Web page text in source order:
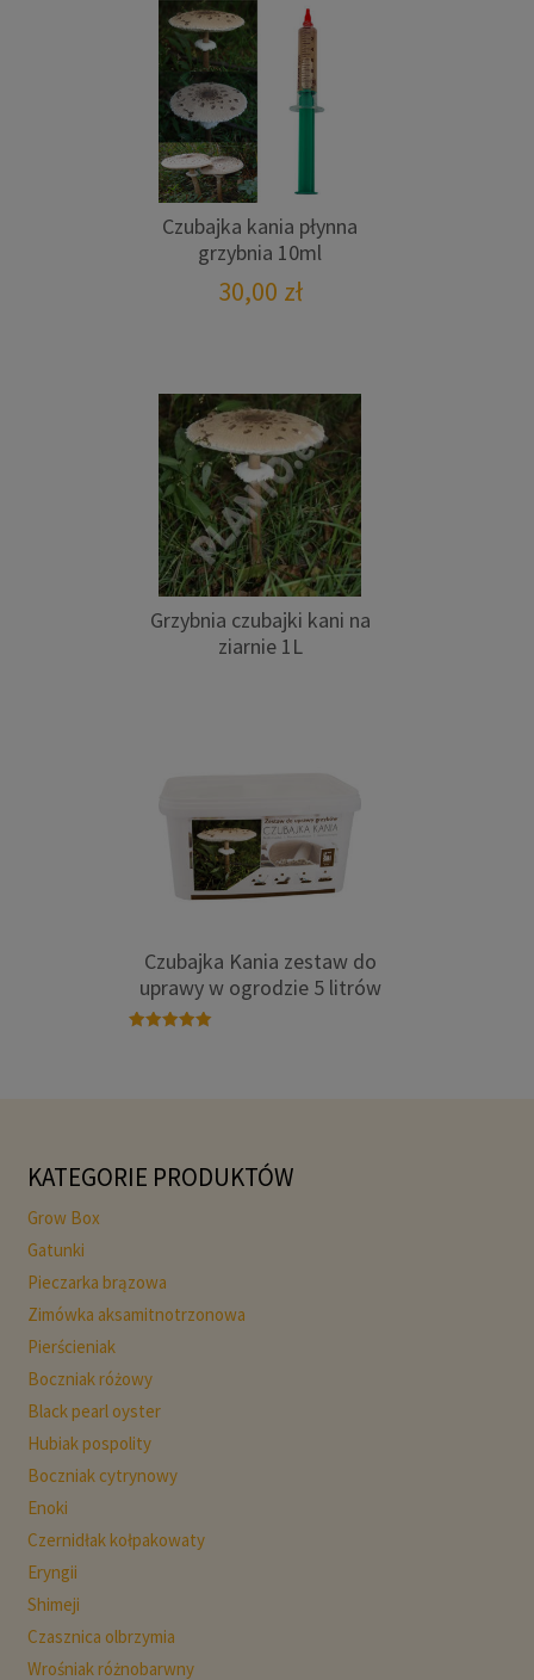
Czubajka kania płynna
grzybnia 10ml
30,00 zł
Grzybnia czubajki kani na
ziarnie 1L
Czubajka Kania zestaw do
uprawy w ogrodzie 5 litrów
KATEGORIE PRODUKTÓW
Grow Box
Gatunki
Pieczarka brązowa
Zimówka aksamitnotrzonowa
Pierścieniak
Boczniak różowy
Black pearl oyster
Hubiak pospolity
Boczniak cytrynowy
Enoki
Czernidłak kołpakowaty
Eryngii
Shimeji
Czasznica olbrzymia
Wrośniak różnobarwny